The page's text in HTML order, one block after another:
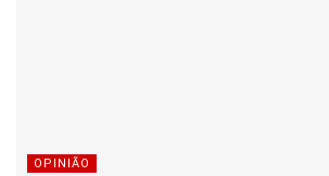
OPINIÃO